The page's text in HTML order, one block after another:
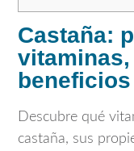
Castaña:
Descubre qué
castaña, sus